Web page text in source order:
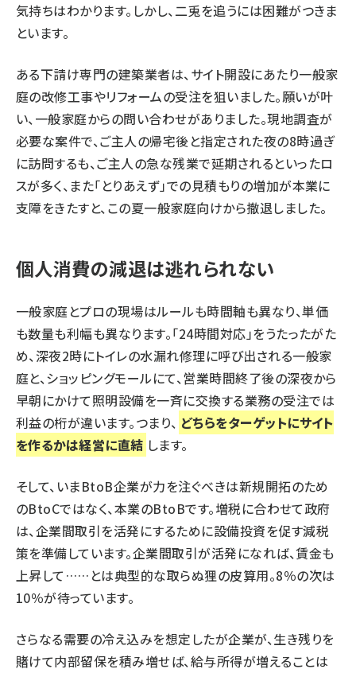
気持ちはわかります。しかし、二兎を追うには困難がつきま
といます。
ある下請け専門の建築業者は、サイト開設にあたり一般家
庭の改修工事やリフォームの受注を狙いました。願いが叶
い、一般家庭からの問い合わせがありました。現地調査が
必要な案件で、ご主人の帰宅後と指定された夜の8時過ぎ
に訪問するも、ご主人の急な残業で延期されるといったロ
スが多く、また「とりあえず」での見積もりの増加が本業に
支障をきたすと、この夏一般家庭向けから撤退しました。
個人消費の減退は逃れられない
一般家庭とプロの現場はルールも時間軸も異なり、単価
も数量も利幅も異なります。「24時間対応」をうたったがた
め、深夜2時にトイレの水漏れ修理に呼び出される一般家
庭と、ショッピングモールにて、営業時間終了後の深夜から
早朝にかけて照明設備を一斉に交換する業務の受注では
利益の桁が違います。つまり、 どちらをターゲットにサイト
を作るかは経営に直結 します。
そして、いまBtoB企業が力を注ぐべきは新規開拓のため
のBtoCではなく、本業のBtoBです。増税に合わせて政府
は、企業間取引を活発にするために設備投資を促す減税
策を準備しています。企業間取引が活発になれば、賃金も
上昇して……とは典型的な取らぬ狸の皮算用。8％の次は
10％が待っています。
さらなる需要の冷え込みを想定したが企業が、生き残りを
賭けて内部留保を積み増せば、給与所得が増えることは